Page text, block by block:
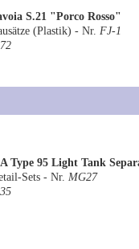
S.21 "Porco Rosso"
(Plastik) - Nr. FJ-1
Type 95 Light Tank
Sets - Nr. MG27